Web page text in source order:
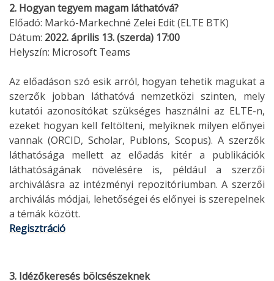
2. Hogyan tegyem magam láthatóvá?
Előadó: Markó-Markechné Zelei Edit (ELTE BTK)
Dátum: 2022. április 13. (szerda) 17:00
Helyszín: Microsoft Teams
Az előadáson szó esik arról, hogyan tehetik magukat a
szerzők jobban láthatóvá nemzetközi szinten, mely
kutatói azonosítókat szükséges használni az ELTE-n,
ezeket hogyan kell feltölteni, melyiknek milyen előnyei
vannak (ORCID, Scholar, Publons, Scopus). A szerzők
láthatósága mellett az előadás kitér a publikációk
láthatóságának növelésére is, például a szerzői
archiválásra az intézményi repozitóriumban. A szerzői
archiválás módjai, lehetőségei és előnyei is szerepelnek
a témák között.
Regisztráció
3. Idézőkeresés bölcsészeknek